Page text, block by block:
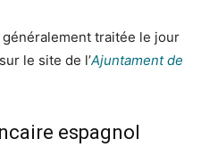
traitée le jour
le site de l’Ajuntament de
espagnol